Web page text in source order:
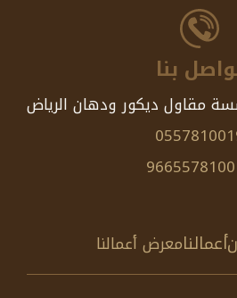
بنا
مقاول ديكور ودهان الرياض
أعمالنامعرض أعمالنا